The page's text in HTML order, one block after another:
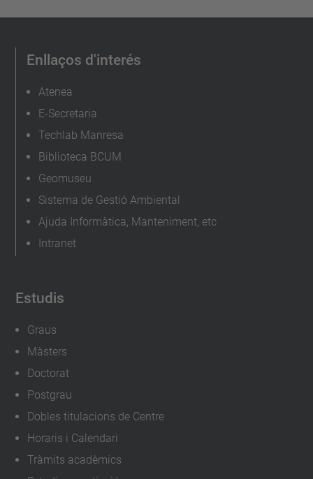
Estudis
Graus
Màsters
Doctorat
Postgrau
Dobles titulacions de Centre
Horaris i Calendari
Tràmits acadèmics
Enllaços d'interés
Atenea
E-Secretaria
Techlab Manresa
Biblioteca BCUM
Geomuseu
Sistema de Gestió Ambiental
Ajuda Informàtica, Manteniment, etc
Intranet